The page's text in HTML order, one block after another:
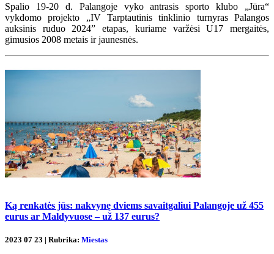
Spalio 19-20 d. Palangoje vyko antrasis sporto klubo „Jūra“
vykdomo projekto „IV Tarptautinis tinklinio turnyras Palangos
auksinis ruduo 2024” etapas, kuriame varžėsi U17 mergaitės,
gimusios 2008 metais ir jaunesnės.
Ką renkatės jūs: nakvynę dviems savaitgaliui Palangoje už 455
eurus ar Maldyvuose – už 137 eurus?
2023 07 23 | Rubrika: Miestas